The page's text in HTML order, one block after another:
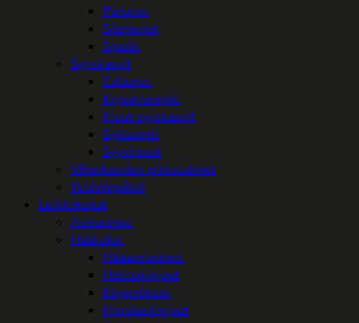
Perunat
Siemenet
Sipulit
Syyskasvit
Callunat
Krysanteemit
Muut syyskasvit
Syklaamit
Syyshavut
Viherkasvien pikkutaimet
Ystävänpäivä
Leikkokukat
Asetelmat
Hääkukat
Hääasetelmat
Heittokimput
Köynnökset
Morsiuskimput